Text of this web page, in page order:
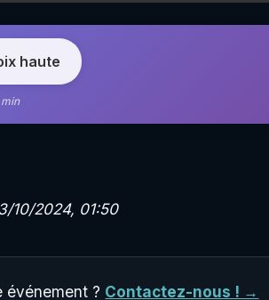
haute
2024, 01:50
événement ? Contactez-nous ! →